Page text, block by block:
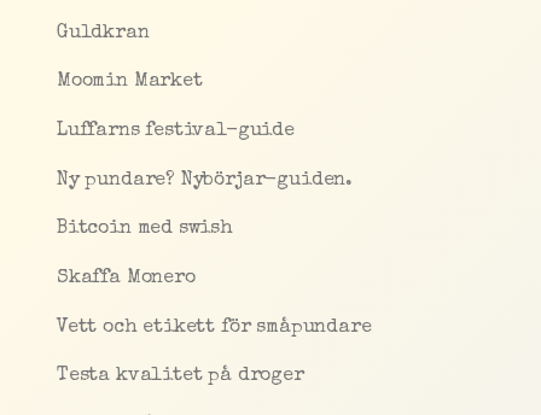
Guldkran
Moomin Market
Luffarns festival-guide
Ny pundare? Nybörjar-guiden.
Bitcoin med swish
Skaffa Monero
Vett och etikett för småpundare
Testa kvalitet på droger